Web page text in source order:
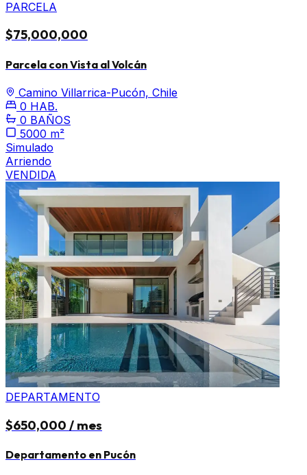
PARCELA
$75,000,000
Parcela con Vista al Volcán
Camino Villarrica-Pucón, Chile
0 HAB.
0 BAÑOS
5000 m²
Simulado
Arriendo
VENDIDA
DEPARTAMENTO
$650,000 / mes
Departamento en Pucón